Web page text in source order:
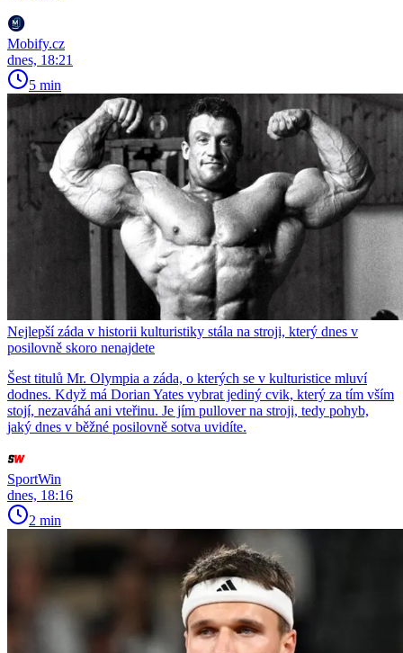
Mobify.cz
dnes, 18:21
5 min
Nejlepší záda v historii kulturistiky stála na stroji, který dnes v
posilovně skoro nenajdete
Šest titulů Mr. Olympia a záda, o kterých se v kulturistice mluví
dodnes. Když má Dorian Yates vybrat jediný cvik, který za tím vším
stojí, nezaváhá ani vteřinu. Je jím pullover na stroji, tedy pohyb,
jaký dnes v běžné posilovně sotva uvidíte.
SportWin
dnes, 18:16
2 min